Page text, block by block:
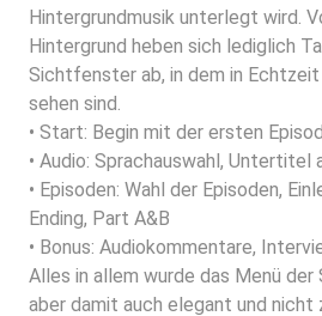
Hintergrundmusik unterlegt wird.
Hintergrund heben sich lediglich
Sichtfenster ab, in dem in Echtzeit
sehen sind.
• Start: Begin mit der ersten
• Audio: Sprachauswahl, Untertitel
• Episoden: Wahl der Episoden,
Ending, Part A&B
• Bonus: Audiokommentare,
Alles in allem wurde das Menü der
aber damit auch elegant und nicht